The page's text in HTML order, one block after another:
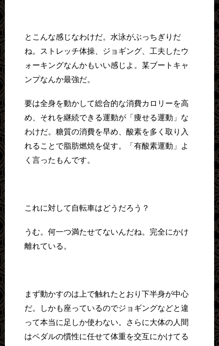
とこんな感じなわけだ。水泳がぶっちぎりだ
ね。ストレッチ体操、ジョギング、工夫したウ
ォーキングなんかもいい感じよ。某ブートキャ
ンプなんか最強だ。
要は全身を動かして総合的な消費カロリーを高
め、それを継続できる運動が「痩せる運動」な
わけだ。糖質の消費を早め、酸素を多く取り入
れることで脂肪燃焼を促す。「有酸素運動」よ
く言ったもんです。
これに対して自転車はどうだろう？
うむ。何一つ満たせてないんだね。完全にかけ
離れている。
まず動かすのは上で触れたとおり下半身が中心
だ。しかも座っているのでジョギングなどと違
って本当に足しか使わない。さらに大体の人間
はペダルの慣性に任せて体重を交互にかけてる